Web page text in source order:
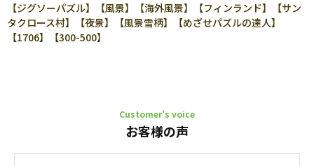
【ジグソーパズル】【風景】【海外風景】【フィンランド】【サン
タクロース村】【夜景】【風景雪柄】【めざせパズルの達人】
【1706】【300-500】
Customer’s voice
お客様の声